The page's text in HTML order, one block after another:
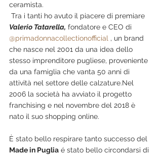
ceramista.
Tra i tanti ho avuto il piacere di premiare
Valerio Tatarella, fondatore e CEO di
@primadonnacollectionofficial , un brand
che nasce nel 2001 da una idea dello
stesso imprenditore pugliese, proveniente
da una famiglia che vanta 50 anni di
attività nel settore delle calzature.Nel
2006 la società ha avviato il progetto
franchising e nel novembre del 2018 è
nato il suo shopping online.
È stato bello respirare tanto successo del
Made in Puglia é stato bello circondarsi di